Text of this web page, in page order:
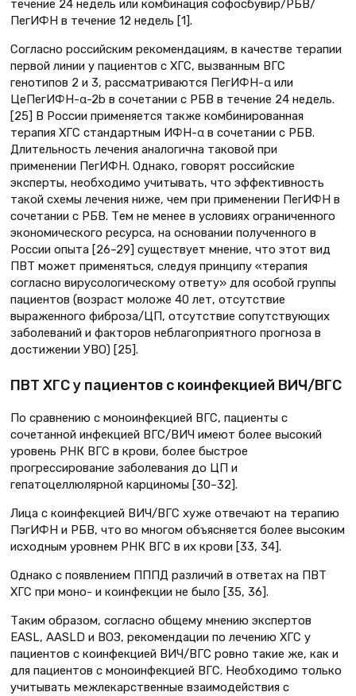
течение 24 недель или комбинация софосбувир/РБВ/
ПегИФН в течение 12 недель [1].
Согласно российским рекомендациям, в качестве терапии
первой линии у пациентов с ХГС, вызванным ВГС
генотипов 2 и 3, рассматриваются ПегИФН-α или
ЦеПегИФН-α-2b в сочетании с РБВ в течение 24 недель.
[25] В России применяется также комбинированная
терапия ХГС стандартным ИФН-α в сочетании с РБВ.
Длительность лечения аналогична таковой при
применении ПегИФН. Однако, говорят российские
эксперты, необходимо учитывать, что эффективность
такой схемы лечения ниже, чем при применении ПегИФН в
сочетании с РБВ. Тем не менее в условиях ограниченного
экономического ресурса, на основании полученного в
России опыта [26–29] существует мнение, что этот вид
ПВТ может применяться, следуя принципу «терапия
согласно вирусологическому ответу» для особой группы
пациентов (возраст моложе 40 лет, отсутствие
выраженного фиброза/ЦП, отсутствие сопутствующих
заболеваний и факторов неблагоприятного прогноза в
достижении УВО) [25].
ПВТ ХГС у пациентов с коинфекцией ВИЧ/ВГС
По сравнению с моноинфекцией ВГС, пациенты с
сочетанной инфекцией ВГС/ВИЧ имеют более высокий
уровень РНК ВГС в крови, более быстрое
прогрессирование заболевания до ЦП и
гепатоцеллюлярной карциномы [30–32].
Лица с коинфекцией ВИЧ/ВГС хуже отвечают на терапию
ПэгИФН и РБВ, что во многом объясняется более высоким
исходным уровнем РНК ВГС в их крови [33, 34].
Однако с появлением ПППД различий в ответах на ПВТ
ХГС при моно- и коинфекции не было [35, 36].
Таким образом, согласно общему мнению экспер­тов
EASL, AASLD и ВОЗ, рекомендации по лечению ХГС у
пациентов с коинфекцией ВИЧ/ВГС ровно такие же, как и
для пациентов с моно­инфекцией ВГС. Необходимо только
учитывать межлекарственные взаимодействия с